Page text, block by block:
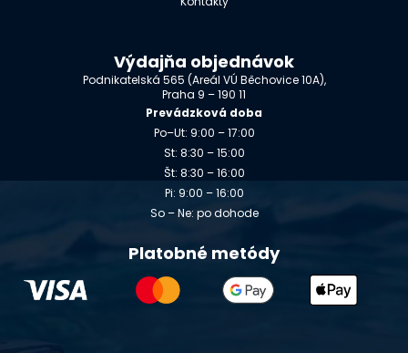
Výdajňa objednávok
Podnikatelská 565 (Areál VÚ Běchovice 10A),
Praha 9 – 190 11
Prevádzková doba
Po–Ut: 9:00 – 17:00
St: 8:30 – 15:00
Št: 8:30 – 16:00
Pi: 9:00 – 16:00
So – Ne: po dohode
Platobné metódy